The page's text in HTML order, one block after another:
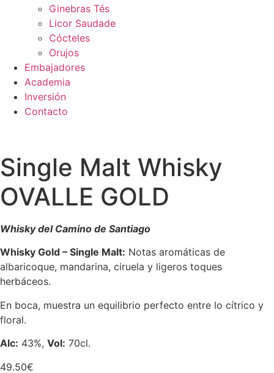
Ginebras Tés
Licor Saudade
Cócteles
Orujos
Embajadores
Academia
Inversión
Contacto
Single Malt Whisky
OVALLE GOLD
Whisky del Camino de Santiago
Whisky Gold – Single Malt: Notas aromáticas de
albaricoque, mandarina, ciruela y ligeros toques
herbáceos.
En boca, muestra un equilibrio perfecto entre lo cítrico y
floral.
Alc: 43%, Vol: 70cl.
49.50€